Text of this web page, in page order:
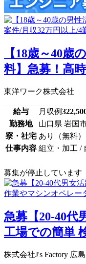
【18歳～40歳
料】急募！高
東洋ワーク株式会社
給与 月収例
勤務地
山口県 岩国
寮・社宅 あり（無料）
仕事内容 組立・加工 /
募集が停止しています
急募【20-40代
工場での簡単
株式会社J's Factory 広